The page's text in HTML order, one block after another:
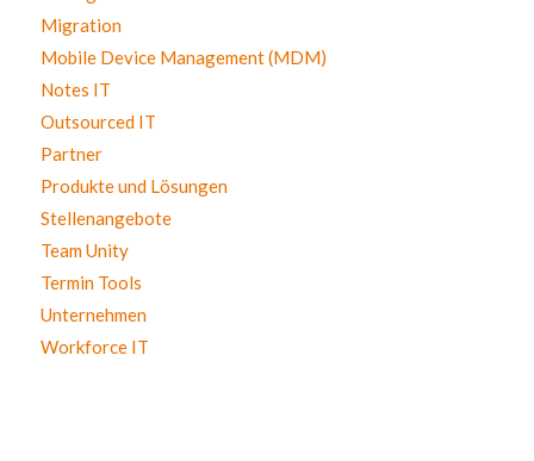
Migration
Mobile Device Management (MDM)
Notes IT
Outsourced IT
Partner
Produkte und Lösungen
Stellenangebote
Team Unity
Termin Tools
Unternehmen
Workforce IT